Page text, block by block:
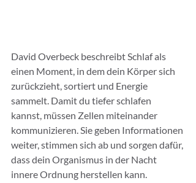
David Overbeck beschreibt Schlaf als
einen Moment, in dem dein Körper sich
zurückzieht, sortiert und Energie
sammelt. Damit du tiefer schlafen
kannst, müssen Zellen miteinander
kommunizieren. Sie geben Informationen
weiter, stimmen sich ab und sorgen dafür,
dass dein Organismus in der Nacht
innere Ordnung herstellen kann.